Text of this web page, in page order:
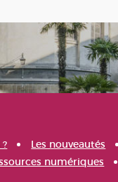
Les nouveautés
numériques